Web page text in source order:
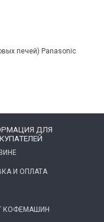
печей) Panasonic
ДЛЯ
И ОПЛАТА
КОФЕМАШИН